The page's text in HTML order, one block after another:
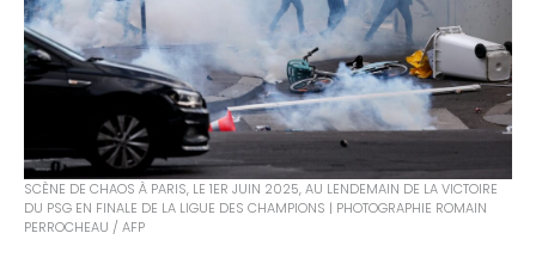
SCÈNE DE CHAOS À PARIS, LE 1ER JUIN 2025, AU LENDEMAIN DE LA VICTOIRE
DU PSG EN FINALE DE LA LIGUE DES CHAMPIONS | PHOTOGRAPHIE ROMAIN
PERROCHEAU / AFP